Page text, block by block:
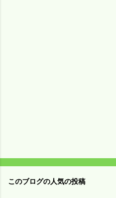
このブログの人気の投稿